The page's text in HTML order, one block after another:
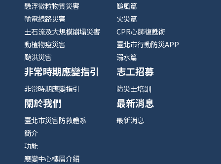
懸浮微粒物質災害
輸電線路災害
土石流及大規模崩塌災害
動植物疫災害
颱洪災害
颱風篇
火災篇
CPR心肺復甦術
臺北市行動防災APP
溺水篇
非常時期應變指引
非常時期應變指引
志工招募
防災士培訓
關於我們
臺北市災害防救體系
簡介
功能
應變中心樓層介紹
最新消息
最新消息